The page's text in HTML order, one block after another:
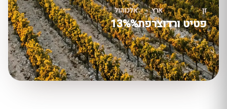
זן
פטיט ורדו
ארץ
צרפת
אלכוהול
13%%